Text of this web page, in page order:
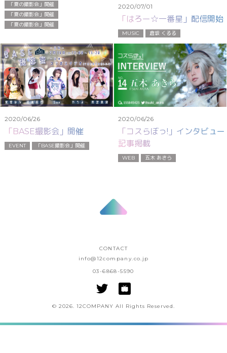
「夏の撮影会」開催
「夏の撮影会」開催
「夏の撮影会」開催
2020/07/01
「はろー☆一番星」配信開始
MUSIC 倉坂 くるる
2020/06/26
「BASE撮影会」開催
EVENT 「BASE撮影会」開催
2020/06/26
「コスらぼっ!」インタビュー
記事掲載
WEB 五木 あきら
CONTACT
info@12company.co.jp
03-6868-5590
© 2026. 12COMPANY All Rights Reserved.